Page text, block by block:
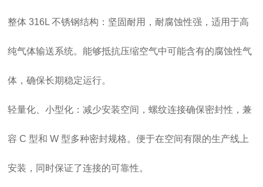
整体 316L 不锈钢结构：坚固耐用，耐腐蚀性强，适用于高
纯气体输送系统。能够抵抗压缩空气中可能含有的腐蚀性气
体，确保长期稳定运行。
轻量化、小型化：减少安装空间，螺纹连接确保密封性，兼
容 C 型和 W 型多种密封规格。便于在空间有限的生产线上
安装，同时保证了连接的可靠性。